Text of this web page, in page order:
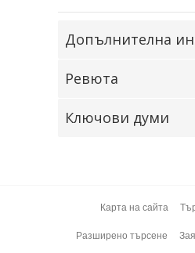
Допълнителна
Ревюта
Ключови думи
Карта на сайта
Разширено търсене